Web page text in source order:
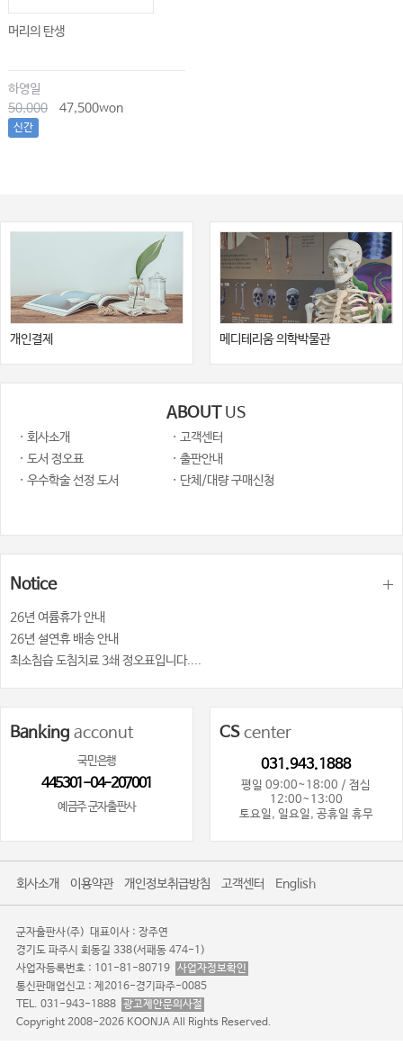
머리의 탄생
하영일
50,000
47,500won
신간
개인결제 메디테리움 의학박물관
ABOUT US
· 회사소개
· 고객센터
· 도서 정오표
· 출판안내
· 우수학술 선정 도서
· 단체/대량 구매신청
Notice
26년 여륨휴가 안내
26년 설연휴 배송 안내
최소침습 도침치료 3쇄 정오표입니다....
Banking acconut
국민은행
445301-04-207001
예금주 군자출판사
CScenter
031.943.1888
평일 09:00~18:00 / 점심
12:00~13:00
토요일, 일요일, 공휴일 휴무
회사소개 이용약관 개인정보취급방침 고객센터 English
군자출판사(주) 대표이사 : 장주연
경기도 파주시 회동길 338(서패동 474-1)
사업자등록번호 : 101-81-80719 사업자정보확인
통신판매업신고 : 제2016-경기파주-0085
TEL. 031-943-1888 광고제안문의사절
Copyright 2008-2026 KOONJA All Rights Reserved.